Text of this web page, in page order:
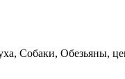
Собаки, Обезьяны,